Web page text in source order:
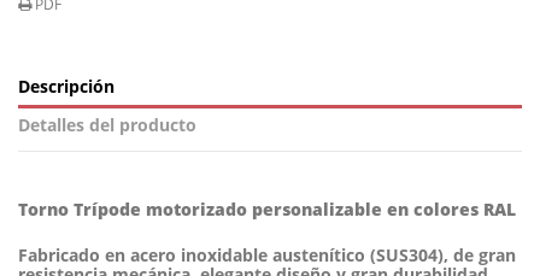
PDF
Descripción
Detalles del producto
Torno Trípode motorizado personalizable en colores RAL
Fabricado en acero inoxidable austenítico (SUS304), de gran